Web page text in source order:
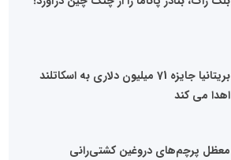
بریتانیا جایزه 71 میلیون دلاری به اسکاتلند
اهدا می کند
معظل پرچم‌های دروغین کشتی‌رانی